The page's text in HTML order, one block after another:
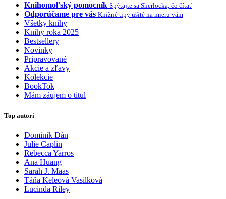
Knihomoľský pomocník Spýtajte sa Sherlocka, čo čítať
Odporúčame pre vás Knižné tipy ušité na mieru vám
Všetky knihy
Knihy roka 2025
Bestsellery
Novinky
Pripravované
Akcie a zľavy
Kolekcie
BookTok
Mám záujem o titul
Top autori
Dominik Dán
Julie Caplin
Rebecca Yarros
Ana Huang
Sarah J. Maas
Táňa Keleová Vasilková
Lucinda Riley